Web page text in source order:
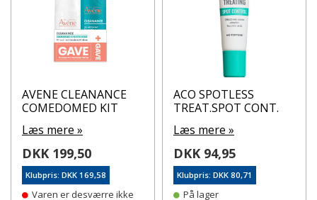
AVENE CLEANANCE
COMEDOMED KIT
Læs mere »
DKK 199,50
Klubpris: DKK 169,58
Varen er desværre ikke
ACO SPOTLESS
TREAT.SPOT CONT.
Læs mere »
DKK 94,95
Klubpris: DKK 80,71
På lager